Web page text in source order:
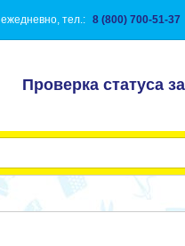
тел.: 8 (800) 700-51-37
Проверка статуса